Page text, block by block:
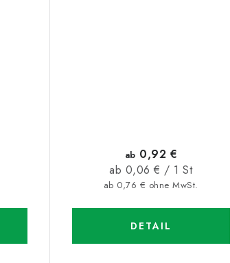
ab 0,76 € ohne MwSt.
ab 0,92 €
Verkaufspreis:
ab 0,06 € / 1 St
DETAIL